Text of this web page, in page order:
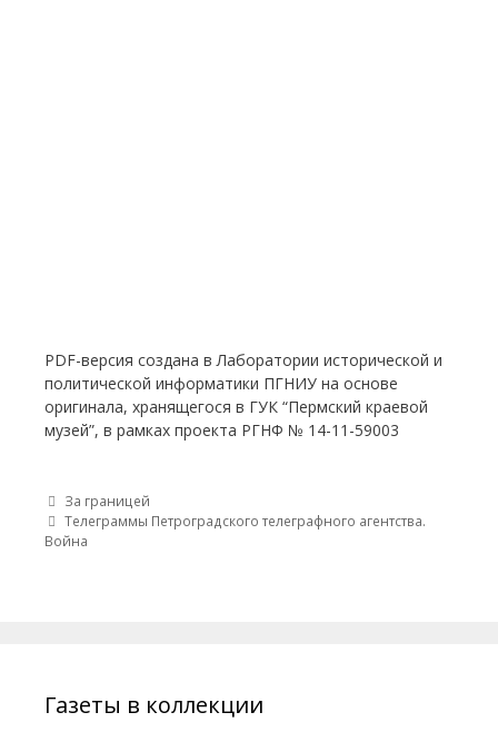
PDF-версия создана в Лаборатории исторической и
политической информатики ПГНИУ на основе
оригинала, хранящегося в ГУК “Пермский краевой
музей”, в рамках проекта РГНФ № 14-11-59003
Post navigation
За границей
Телеграммы Петроградского телеграфного агентства.
Война
Газеты в коллекции